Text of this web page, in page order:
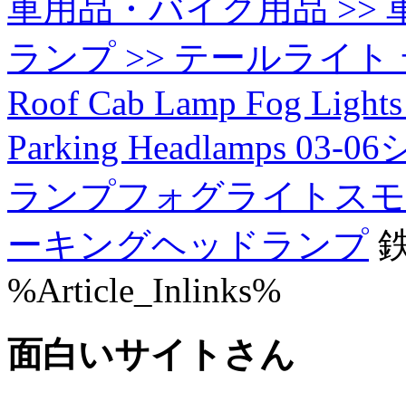
車用品・バイク用品 >>
ランプ >> テールライト
Roof Cab Lamp Fog
Parking Headlamps 03-
ランプフォグライトス
ーキングヘッドランプ
%Article_Inlinks%
面白いサイトさん